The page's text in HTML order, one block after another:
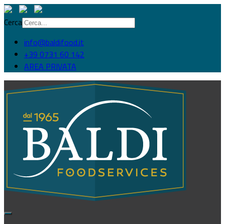
Cerca
info@baldifood.it
+39 0731 60 142
AREA PRIVATA